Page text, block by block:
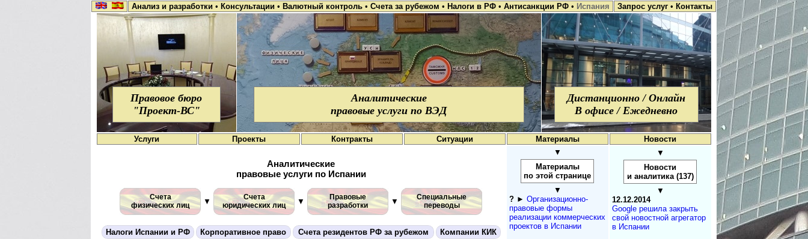
Анализ и разработки • Консультации • Валютный контроль • Счета за рубежом • Налоги в РФ • Антисанкции РФ • Испания Запрос услуг • Контакты
Правовое бюро
"Проект-ВС"
Аналитические
правовые услуги по ВЭД
Дистанционно / Онлайн
В офисе / Ежедневно
Услуги Проекты Контракты Ситуации Материалы Новости
Аналитические
правовые услуги по Испании
Счета
физических лиц
▼
Счета
юридических лиц
▼
Правовые
разработки
▼
Специальные
переводы
Налоги Испании и РФ Корпоративное право Счета резидентов РФ за рубежом Компании КИК
▼
Материалы
по этой странице
▼
?► Организационно-
правовые формы
реализации коммерческих
проектов в Испании
▼
Новости
и аналитика (137)
▼
12.12.2014
Google решила закрыть
свой новостной агрегатор
в Испании